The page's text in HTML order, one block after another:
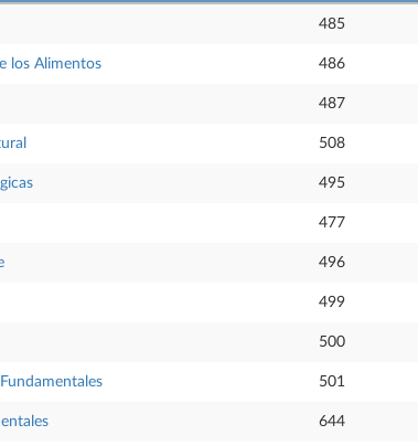
485
los Alimentos 486
487
508
495
477
496
499
500
501
644